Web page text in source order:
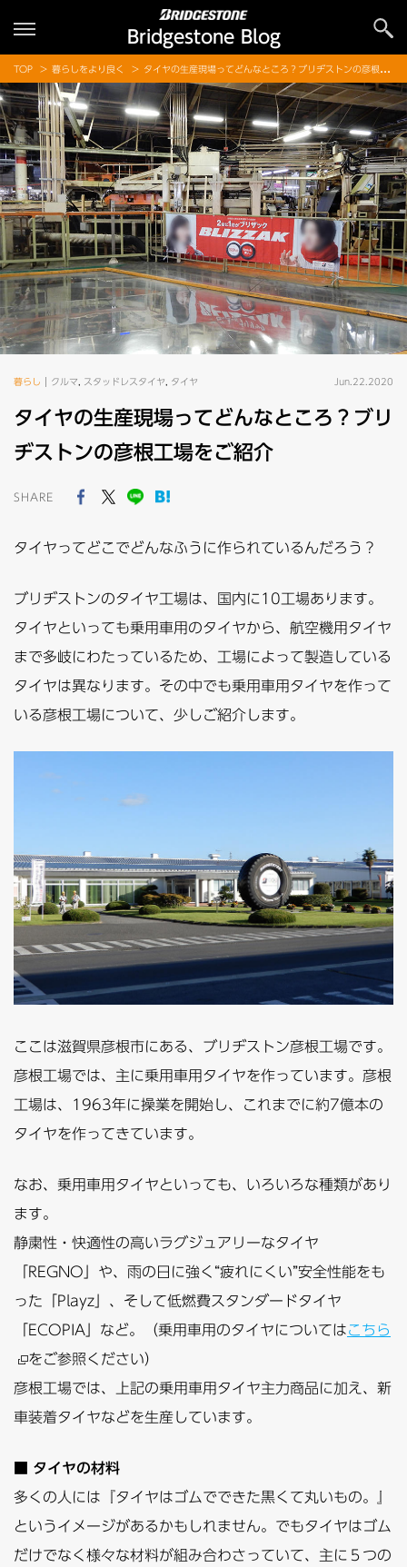
Bridgestone Blog
TOP 暮らしをより良く タイヤの生産現場ってどんなところ？ブリヂストンの彦根工場をご紹介
タイヤの生産現場ってどんなところ？ブリ
ヂストンの彦根工場をご紹介
暮らし クルマ スタッドレスタイヤ タイヤ Jun.22.2020
SHARE
タイヤってどこでどんなふうに作られているんだろう？
ブリヂストンのタイヤ工場は、国内に10工場あります。
タイヤといっても乗用車用のタイヤから、航空機用タイヤ
まで多岐にわたっているため、工場によって製造している
タイヤは異なります。その中でも乗用車用タイヤを作って
いる彦根工場について、少しご紹介します。
ここは滋賀県彦根市にある、ブリヂストン彦根工場です。
彦根工場では、主に乗用車用タイヤを作っています。彦根
工場は、1963年に操業を開始し、これまでに約7億本の
タイヤを作ってきています。
なお、乗用車用タイヤといっても、いろいろな種類があり
ます。
静粛性・快適性の高いラグジュアリーなタイヤ
「REGNO」や、雨の日に強く“疲れにくい”安全性能をも
った「Playz」、そして低燃費スタンダードタイヤ
「ECOPIA」など。（乗用車用のタイヤについてはこちら
をご参照ください）
彦根工場では、上記の乗用車用タイヤ主力商品に加え、新
車装着タイヤなどを生産しています。
■ タイヤの材料
多くの人には『タイヤはゴムでできた黒くて丸いもの。』
というイメージがあるかもしれません。でもタイヤはゴム
だけでなく様々な材料が組み合わさっていて、主に５つの